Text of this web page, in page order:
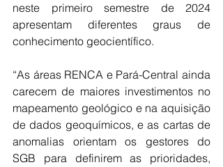
neste primeiro semestre de 2024
apresentam diferentes graus de
conhecimento geocientífico.
“As áreas RENCA e Pará-Central ainda
carecem de maiores investimentos no
mapeamento geológico e na aquisição
de dados geoquímicos, e as cartas de
anomalias orientam os gestores do
SGB para definirem as prioridades,